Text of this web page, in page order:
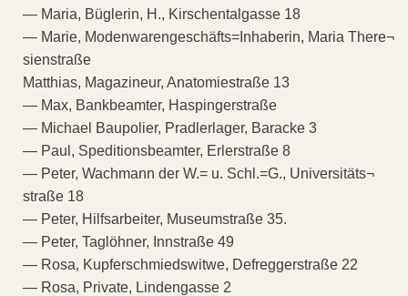
— Maria, Büglerin, H., Kirschentalgasse 18
— Marie, Modenwarengeschäfts=Inhaberin, Maria There¬
sienstraße
Matthias, Magazineur, Anatomiestraße 13
— Max, Bankbeamter, Haspingerstraße
— Michael Baupolier, Pradlerlager, Baracke 3
— Paul, Speditionsbeamter, Erlerstraße 8
— Peter, Wachmann der W.= u. Schl.=G., Universitäts¬
straße 18
— Peter, Hilfsarbeiter, Museumstraße 35.
— Peter, Taglöhner, Innstraße 49
— Rosa, Kupferschmiedswitwe, Defreggerstraße 22
— Rosa, Private, Lindengasse 2